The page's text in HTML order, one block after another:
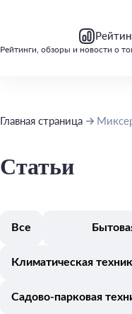
Рейтинги, обзоры и новости о
Главная страница
Статьи
Все
Климатическая
Садово-парковая